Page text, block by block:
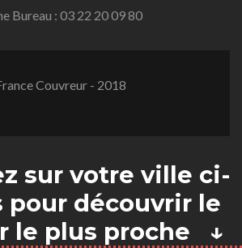
Bureau : 03 22 20 09 80
Couvreur - 2018
sur votre ville ci-
pour découvrir le
le plus proche ↓